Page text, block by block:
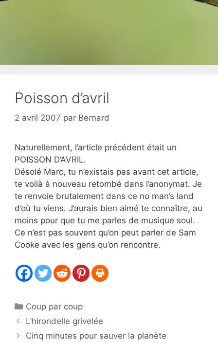
Poisson d’avril
2 avril 2007 par Bernard
Naturellement, l’article précédent était un
POISSON D’AVRIL.
Désolé Marc, tu n’existais pas avant cet article,
te voilà à nouveau retombé dans l’anonymat. Je
te renvoie brutalement dans ce no man’s land
d’où tu viens. J’aurais bien aimé te connaître, au
moins pour que tu me parles de musique soul.
Ce n’est pas souvent qu’on peut parler de Sam
Cooke avec les gens qu’on rencontre.
Catégories
Coup par coup
L’hirondelle grivelée
Cinq minutes pour sauver la planète